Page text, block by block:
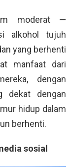
moderat —
alkohol tujuh
yang berhenti
manfaat dari
dengan
dekat dengan
hidup dalam
berhenti.
sosial